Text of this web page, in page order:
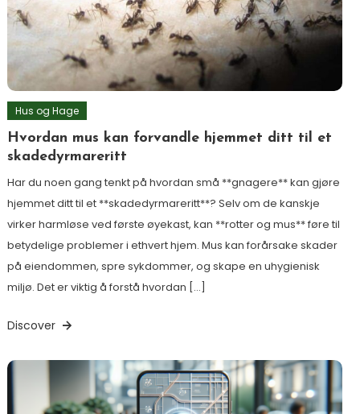
Hus og Hage
Hvordan mus kan forvandle hjemmet ditt til et
skadedyrmareritt
Har du noen gang tenkt på hvordan små **gnagere** kan gjøre
hjemmet ditt til et **skadedyrmareritt**? Selv om de kanskje
virker harmløse ved første øyekast, kan **rotter og mus** føre til
betydelige problemer i ethvert hjem. Mus kan forårsake skader
på eiendommen, spre sykdommer, og skape en uhygienisk
miljø. Det er viktig å forstå hvordan […]
Discover